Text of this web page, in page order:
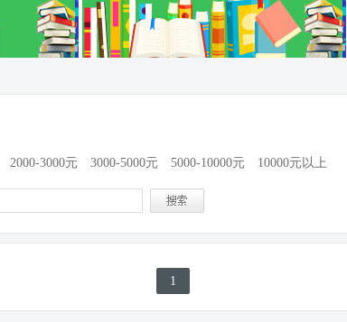
2000-3000元 3000-5000元 5000-10000元 10000元以上
1